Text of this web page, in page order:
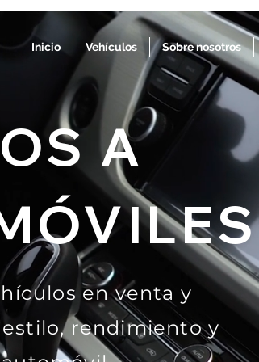
Inicio Vehículos Sobre nosotros
A
en venta y
rendimiento y